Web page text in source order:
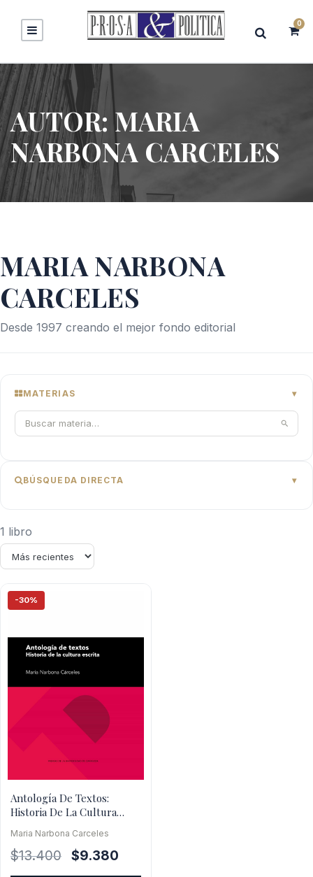
0
AUTOR:MARIA
NARBONA CARCELES
MARIA NARBONA
CARCELES
Desde 1997 creando el mejor fondo editorial
MATERIAS
BÚSQUEDA DIRECTA
1 libro
-30%
Antología De Textos:
Historia De La Cultura
Maria Narbona Carceles
$13.400
El
$9.380